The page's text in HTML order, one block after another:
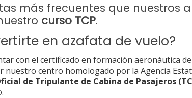
más frecuentes que nuestros
curso TCP.
en azafata de vuelo?
con el certificado en formación aeronáutica
nuestro centro homologado por la Agencia
de Tripulante de Cabina de Pasajeros